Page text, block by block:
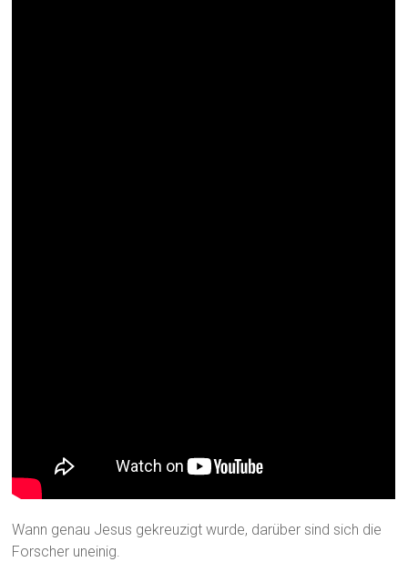
Wann genau Jesus gekreuzigt wurde, darüber sind sich die
Forscher uneinig.